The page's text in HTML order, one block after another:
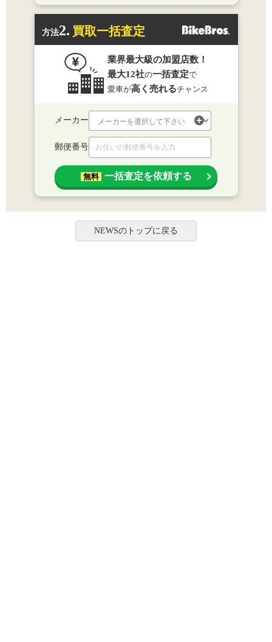
方法2. 買取一括査定
業界最大級の加盟店数！
最大12社の一括査定で
愛車が高く売れるチャンス
メーカー
郵便番号
無料 一括査定を依頼する
NEWSのトップに戻る